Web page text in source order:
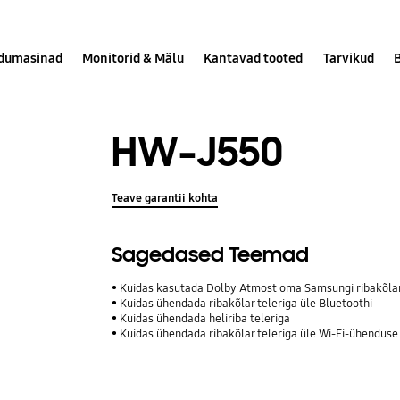
Monitorid & Mälu Kantavad tooted Tarvikud
HW-J550
Teave garantii kohta
Sagedased Teemad
Kuidas kasutada Dolby Atmost oma Samsungi
Kuidas ühendada ribakõlar teleriga üle Bluetoothi
Kuidas ühendada heliriba teleriga
Kuidas ühendada ribakõlar teleriga üle Wi-Fi-ühenduse